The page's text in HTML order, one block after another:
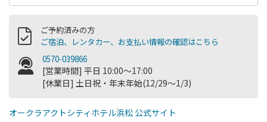
ご予約済みの方
ご宿泊、レンタカー、お支払い情報の確認はこちら
0570-039866
[営業時間] 平日 10:00～17:00
[休業日] 土日祝・年末年始(12/29～1/3)
オークラアクトシティホテル浜松 公式サイト